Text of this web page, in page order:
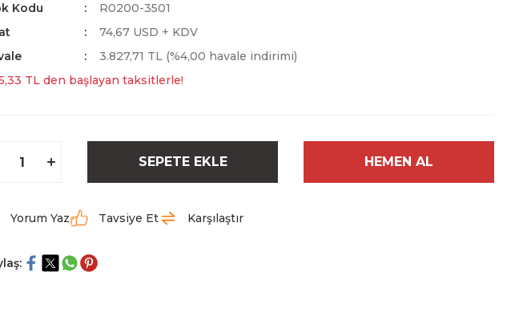
Kodu
R0200-3501
74,67 USD + KDV
3.827,71 TL (%4,00 havale indirimi)
TL den başlayan taksitlerle!
SEPETE EKLE HEMEN AL
Yorum Yaz Tavsiye Et Karşılaştır